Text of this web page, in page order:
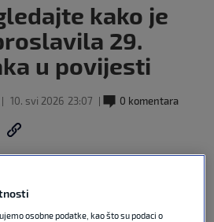
kako je
29.
u povijesti
10. svi 2026 23:07 0 komentara
osobne podatke, kao što su podaci o